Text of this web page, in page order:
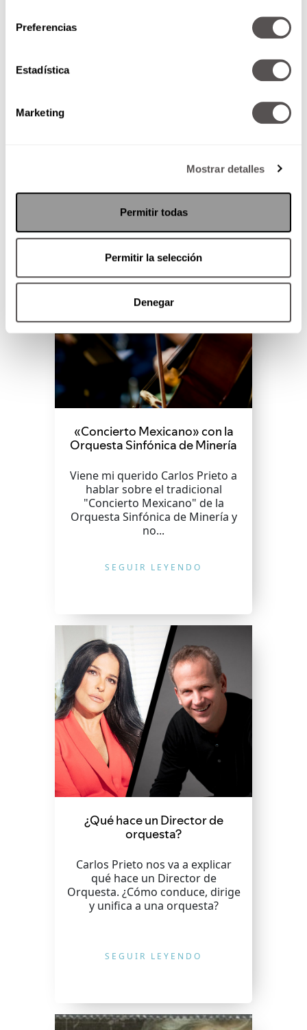
Preferencias
Estadística
Marketing
Mostrar detalles
Permitir todas
Permitir la selección
Denegar
«Concierto Mexicano» con la
Orquesta Sinfónica de Minería
Viene mi querido Carlos Prieto a
hablar sobre el tradicional
"Concierto Mexicano" de la
Orquesta Sinfónica de Minería y
no...
SEGUIR LEYENDO
¿Qué hace un Director de
orquesta?
Carlos Prieto nos va a explicar
qué hace un Director de
Orquesta. ¿Cómo conduce, dirige
y unifica a una orquesta?
SEGUIR LEYENDO